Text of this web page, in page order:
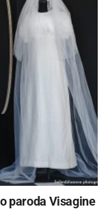
paroda Visagine